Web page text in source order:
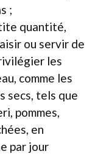
;
quantité,
ou servir de
les
comme les
secs, tels que
pommes,
en
par jour